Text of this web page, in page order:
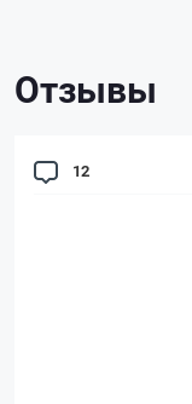
Отзывы
12